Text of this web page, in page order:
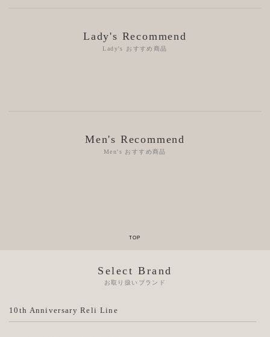
Lady's Recommend
Lady's おすすめ商品
Men's Recommend
Men's おすすめ商品
Select Brand
お取り扱いブランド
10th Anniversary Reli Line